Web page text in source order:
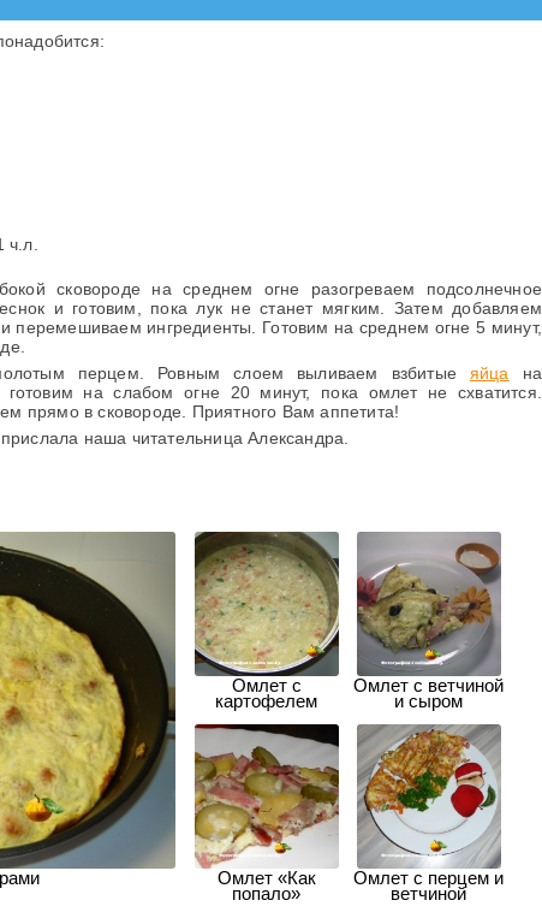
сковороде на среднем огне разогреваем подсолнечное
и готовим, пока лук не станет мягким. Затем добавляем
перемешиваем ингредиенты. Готовим на среднем огне 5 минут,
перцем. Ровным слоем выливаем взбитые яйца
на
на слабом огне 20 минут, пока омлет не схватится.
прямо в сковороде. Приятного Вам аппетита!
наша читательница Александра.
Омлет с
картофелем
Омлет с ветчиной
и сыром
Омлет «Как
попало»
Омлет с перцем и
ветчиной